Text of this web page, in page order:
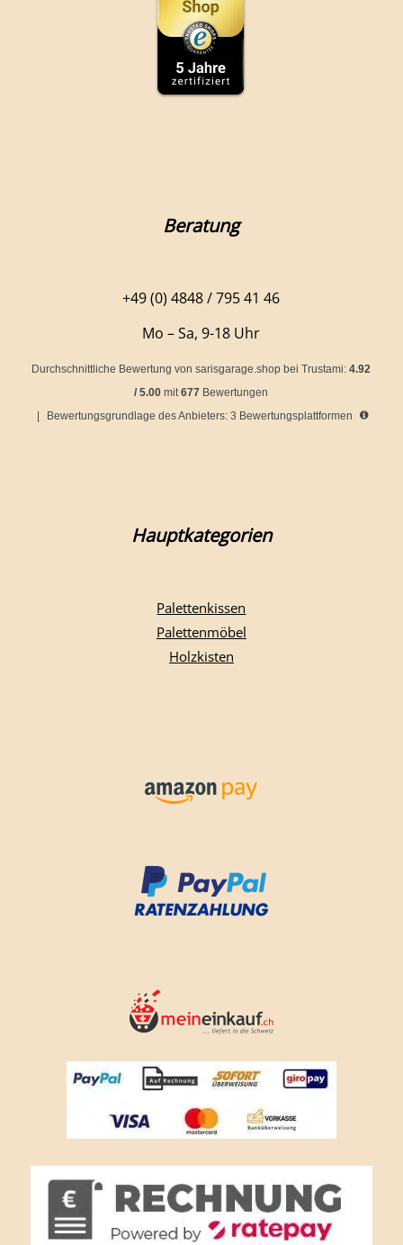
Beratung
+49 (0) 4848 / 795 41 46
Mo – Sa, 9-18 Uhr
Durchschnittliche Bewertung von sarisgarage.shop bei Trustami:4.92
/5.00 mit677 Bewertungen
Bewertungsgrundlage des Anbieters: 3 Bewertungsplattformen
Hauptkategorien
Palettenkissen
Palettenmöbel
Holzkisten